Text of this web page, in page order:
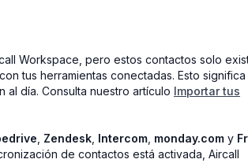
Workspace, pero estos contactos solo
tus herramientas conectadas. Esto
día. Consulta nuestro artículo Importar tus
Zendesk Intercom monday.com y
de contactos está activada, Aircall